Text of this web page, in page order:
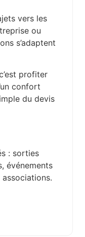
vers les
ou
s’adaptent
profiter
confort
du devis
: sorties
événements
associations.